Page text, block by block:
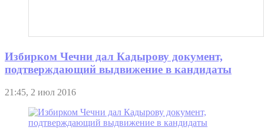
Избирком Чечни дал Кадырову документ,
подтверждающий выдвижение в кандидаты
21:45, 2 июл 2016